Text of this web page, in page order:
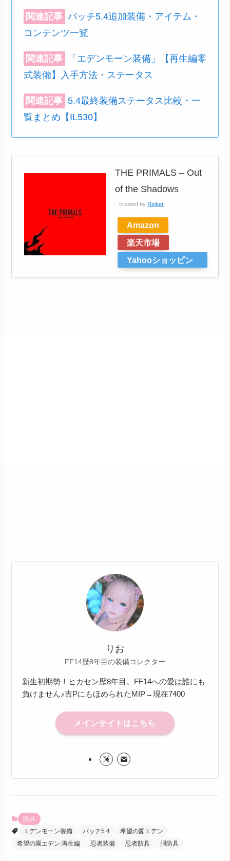
関連記事 パッチ5.4追加装備・アイテム・
コンテンツ一覧
関連記事
「エデンモーン装備」【再生編零
式装備】入手方法・ステータス
関連記事 5.4最終装備ステータス比較・一
覧まとめ【IL530】
THE PRIMALS – Out
of the Shadows
created by Rinker
Amazon
楽天市場
Yahooショッピン
グ
りお
FF14歴8年目の装備コレクター
新生初期勢！ヒカセン歴8年目。FF14への愛は誰にも
負けません♪吉PにもほめられたMIP→現在7400
メインサイトはこちら
防具
エデンモーン装備
パッチ5.4
希望の園エデン
希望の園エデン:再生編
忍者装備 忍者防具 胴防具